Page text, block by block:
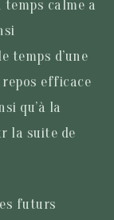
temps calme a
temps d’une
repos efficace
qu’à la
la suite de
futurs